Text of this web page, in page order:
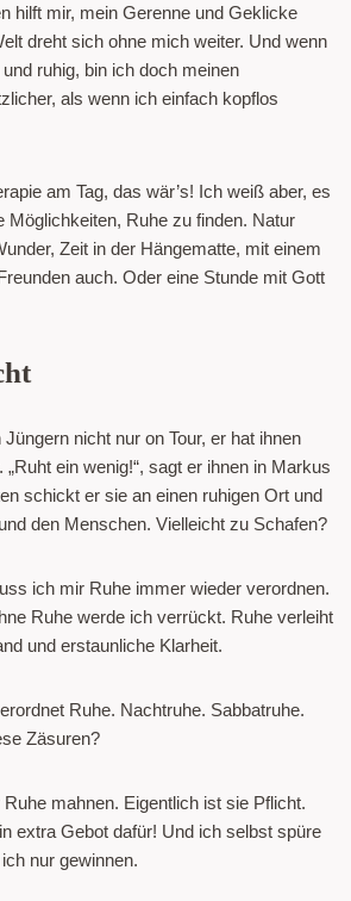
hilft mir, mein Gerenne und Geklicke
dreht sich ohne mich weiter. Und wenn
ruhig, bin ich doch meinen
als wenn ich einfach kopflos
am Tag, das wär’s! Ich weiß aber, es
Möglichkeiten, Ruhe zu finden. Natur
Zeit in der Hängematte, mit einem
auch. Oder eine Stunde mit Gott
nicht nur on Tour, er hat ihnen
ein wenig!“, sagt er ihnen in Markus
schickt er sie an einen ruhigen Ort und
den Menschen. Vielleicht zu Schafen?
ich mir Ruhe immer wieder verordnen.
Ruhe werde ich verrückt. Ruhe verleiht
und erstaunliche Klarheit.
Ruhe. Nachtruhe. Sabbatruhe.
Zäsuren?
mahnen. Eigentlich ist sie Pflicht.
extra Gebot dafür! Und ich selbst spüre
nur gewinnen.